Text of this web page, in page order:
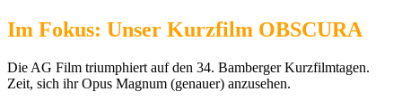
Im Fokus: Unser Kurzfilm OBSCURA
Die AG Film triumphiert auf den 34. Bamberger Kurzfilmtagen.
Zeit, sich ihr Opus Magnum (genauer) anzusehen.